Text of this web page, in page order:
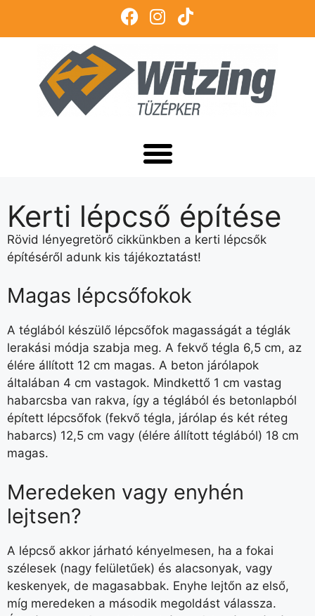
Kerti lépcső építése
Rövid lényegretörő cikkünkben a kerti lépcsők
építéséről adunk kis tájékoztatást!
Magas lépcsőfokok
A téglából készülő lépcsőfok magasságát a téglák
lerakási módja szabja meg. A fekvő tégla 6,5 cm, az
élére állított 12 cm magas. A beton járólapok
általában 4 cm vastagok. Mindkettő 1 cm vastag
habarcsba van rakva, így a téglából és betonlapból
épített lépcsőfok (fekvő tégla, járólap és két réteg
habarcs) 12,5 cm vagy (élére állított téglából) 18 cm
magas.
Meredeken vagy enyhén
lejtsen?
A lépcső akkor járható kényelmesen, ha a fokai
szélesek (nagy felületűek) és alacsonyak, vagy
keskenyek, de magasabbak. Enyhe lejtőn az első,
míg meredeken a második megoldást válassza.